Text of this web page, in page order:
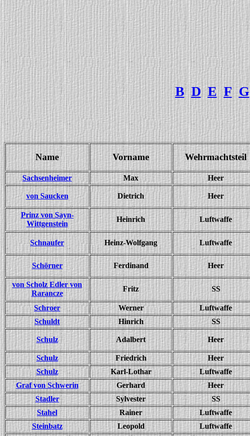
B D E F G
Name Vorname Wehrmachtsteil
Sachsenheimer Max Heer
von Saucken Dietrich Heer
Prinz von Sayn-
Wittgenstein
Heinrich Luftwaffe
Schnaufer Heinz-Wolfgang Luftwaffe
Schörner Ferdinand Heer
von Scholz Edler von
Rarancze
Fritz SS
Schroer Werner Luftwaffe
Schuldt
Hinrich SS
Schulz Adalbert Heer
Schulz Friedrich Heer
Schulz
Karl-Lothar Luftwaffe
Graf von Schwerin
Gerhard Heer
Stadler
Sylvester SS
Stahel
Rainer Luftwaffe
Steinbatz
Leopold Luftwaffe